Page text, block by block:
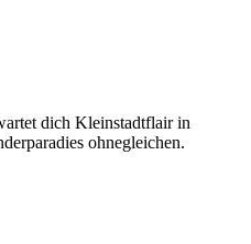
dich Kleinstadtflair in
ohnegleichen.